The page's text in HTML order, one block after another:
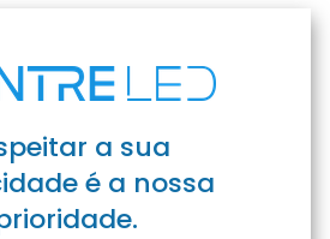
a sua
é a nossa